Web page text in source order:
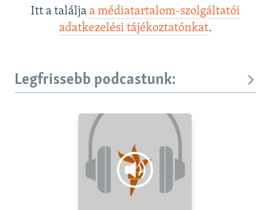
Itt a találja a médiatartalom-szolgáltatói
adatkezelési tájékoztatónkat.
Legfrissebb podcastunk: